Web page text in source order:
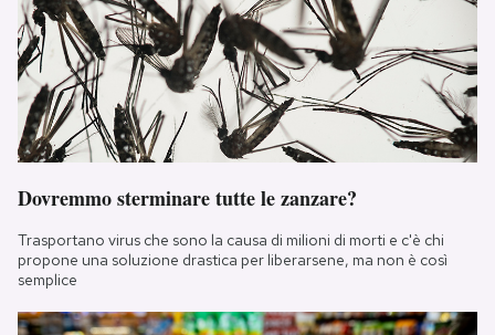
Dovremmo sterminare tutte le zanzare?
Trasportano virus che sono la causa di milioni di morti e c'è chi
propone una soluzione drastica per liberarsene, ma non è così
semplice